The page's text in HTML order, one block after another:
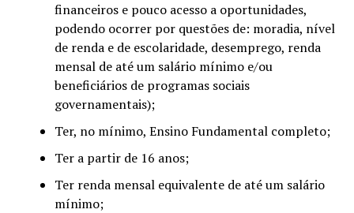
financeiros e pouco acesso a oportunidades,
podendo ocorrer por questões de: moradia, nível
de renda e de escolaridade, desemprego, renda
mensal de até um salário mínimo e/ou
beneficiários de programas sociais
governamentais);
Ter, no mínimo, Ensino Fundamental completo;
Ter a partir de 16 anos;
Ter renda mensal equivalente de até um salário
mínimo;